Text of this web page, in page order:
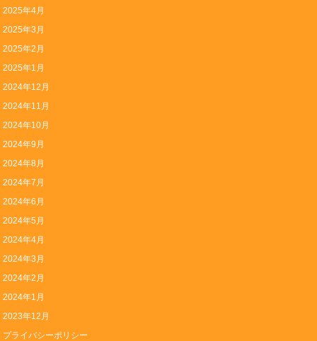
2025年4月
2025年3月
2025年2月
2025年1月
2024年12月
2024年11月
2024年10月
2024年9月
2024年8月
2024年7月
2024年6月
2024年5月
2024年4月
2024年3月
2024年2月
2024年1月
2023年12月
プライバシーポリシー